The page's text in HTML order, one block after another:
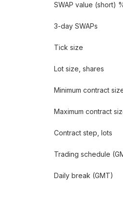
SWAP value (short)
3-day SWAPs
Tick size
Lot size, shares
Minimum contract
Maximum contract
Contract step, lots
Trading schedule
Daily break (GMT)